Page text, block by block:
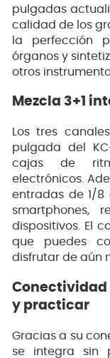
pulgadas
calidad de los
la perfección
órganos y
otros
Mezcla 3+1
Los tres
pulgada del
cajas de
electrónicos.
entradas de 1/8
smartphones,
dispositivos. El
que puedes
disfrutar de aún
y practicar
Gracias a su
se integra sin